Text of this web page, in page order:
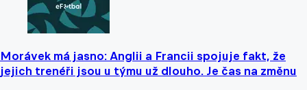
Morávek má jasno: Anglii a Francii spojuje fakt, že
jejich trenéři jsou u týmu už dlouho. Je čas na změnu